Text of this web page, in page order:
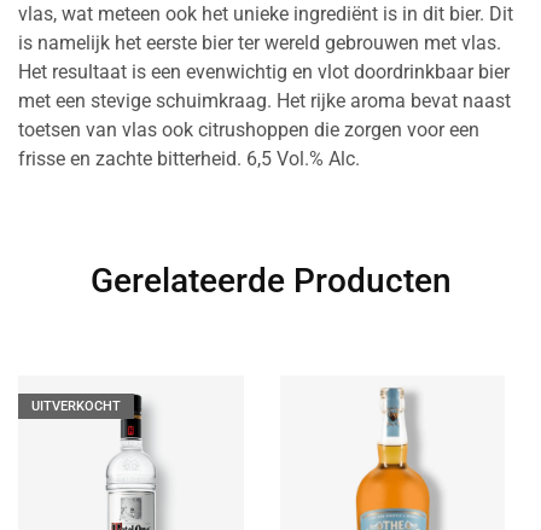
vlas, wat meteen ook het unieke ingrediënt is in dit bier. Dit
is namelijk het eerste bier ter wereld gebrouwen met vlas.
Het resultaat is een evenwichtig en vlot doordrinkbaar bier
met een stevige schuimkraag. Het rijke aroma bevat naast
toetsen van vlas ook citrushoppen die zorgen voor een
frisse en zachte bitterheid. 6,5 Vol.% Alc.
Gerelateerde Producten
UITVERKOCHT